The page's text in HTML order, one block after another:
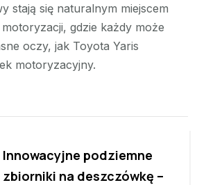
stają się naturalnym miejscem
gdzie każdy może
oczy, jak Toyota Yaris
motoryzacyjny.
Innowacyjne podziemne
zbiorniki na deszczówkę –